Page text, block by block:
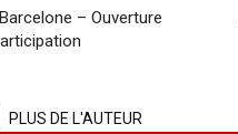
– Ouverture
PLUS DE L'AUTEUR